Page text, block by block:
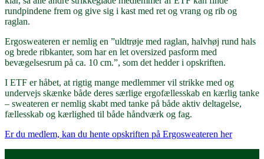
rundpindene frem og give sig i kast med ret og vrang og rib og
raglan.
Ergosweateren er nemlig en ”uldtrøje med raglan, halvhøj rund hals
og brede ribkanter, som har en let oversized pasform med
bevægelsesrum på ca. 10 cm.”, som det hedder i opskriften.
I ETF er håbet, at rigtig mange medlemmer vil strikke med og
undervejs skænke både deres særlige ergofællesskab en kærlig tanke
– sweateren er nemlig skabt med tanke på både aktiv deltagelse,
fællesskab og kærlighed til både håndværk og fag.
Er du medlem, kan du hente opskriften på Ergosweateren her